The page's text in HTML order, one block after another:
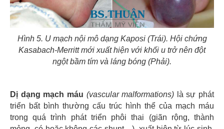
Hình 5. U mạch nội mô dạng Kaposi (Trái). Hội chứng
Kasabach-Merritt mới xuất hiện với khối u trở nên đột
ngột bầm tím và láng bóng (Phải).
Dị dạng mạch máu (vascular malformations) là sự phát
triển bất bình thường cấu trúc hình thể của mạch máu
trong quá trình phát triển phôi thai (giãn rộng, thành